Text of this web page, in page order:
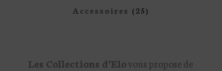
Accessoires (25)
Les Collections d’Elovous propose de